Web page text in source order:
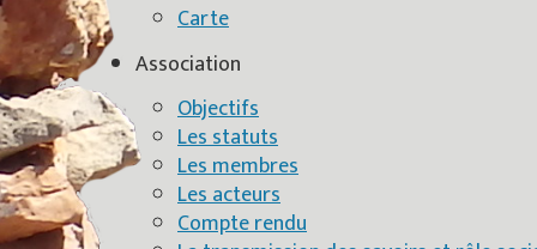
Carte
Association
Objectifs
Les statuts
Les membres
Les acteurs
Compte rendu